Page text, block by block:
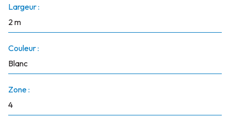
Largeur :
2 m
Couleur :
Blanc
Zone :
4